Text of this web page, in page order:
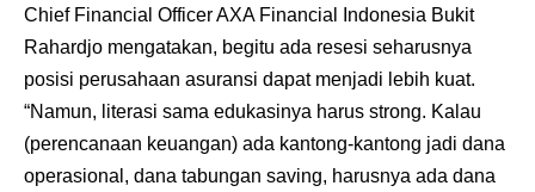
Chief Financial Officer AXA Financial Indonesia Bukit
Rahardjo mengatakan, begitu ada resesi seharusnya
posisi perusahaan asuransi dapat menjadi lebih kuat.
“Namun, literasi sama edukasinya harus strong. Kalau
(perencanaan keuangan) ada kantong-kantong jadi dana
operasional, dana tabungan saving, harusnya ada dana